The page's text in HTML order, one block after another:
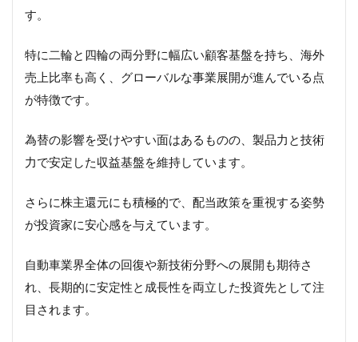
す。
特に二輪と四輪の両分野に幅広い顧客基盤を持ち、海外
売上比率も高く、グローバルな事業展開が進んでいる点
が特徴です。
為替の影響を受けやすい面はあるものの、製品力と技術
力で安定した収益基盤を維持しています。
さらに株主還元にも積極的で、配当政策を重視する姿勢
が投資家に安心感を与えています。
自動車業界全体の回復や新技術分野への展開も期待さ
れ、長期的に安定性と成長性を両立した投資先として注
目されます。